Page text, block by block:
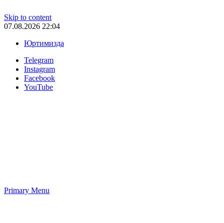
Skip to content
07.08.2026 22:04
Юртимизда
Telegram
Instagram
Facebook
YouTube
Primary Menu